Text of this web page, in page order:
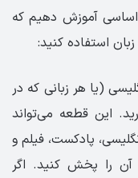
آموزش دهیم که
استفاده کنید:
(یا هر زبانی که در
این قطعه می‌تواند
پادکست، فیلم و
آن را پخش کنید. اگر